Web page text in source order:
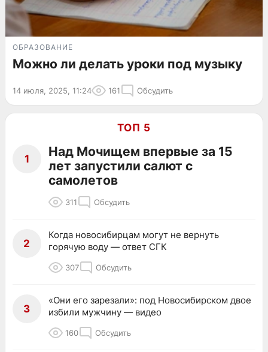
ОБРАЗОВАНИЕ
Можно ли делать уроки под музыку
14 июля, 2025, 11:24 161 Обсудить
ТОП 5
1
Над Мочищем впервые за 15
лет запустили салют с
самолетов
311 Обсудить
2
Когда новосибирцам могут не вернуть
горячую воду — ответ СГК
307 Обсудить
3
«Они его зарезали»: под Новосибирском двое
избили мужчину — видео
160 Обсудить